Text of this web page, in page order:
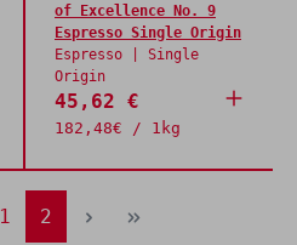
of Excellence No. 9
Espresso Single Origin
Espresso | Single
Origin
45,62 €
182,48€ / 1kg
Seite
1 Seite
2